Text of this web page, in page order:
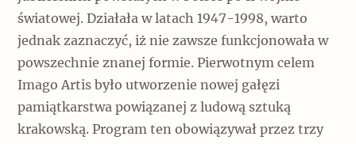
światowej. Działała w latach 1947-1998, warto
jednak zaznaczyć, iż nie zawsze funkcjonowała w
powszechnie znanej formie. Pierwotnym celem
Imago Artis było utworzenie nowej gałęzi
pamiątkarstwa powiązanej z ludową sztuką
krakowską. Program ten obowiązywał przez trzy